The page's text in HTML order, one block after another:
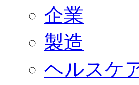
企業
製造
ヘルスケ